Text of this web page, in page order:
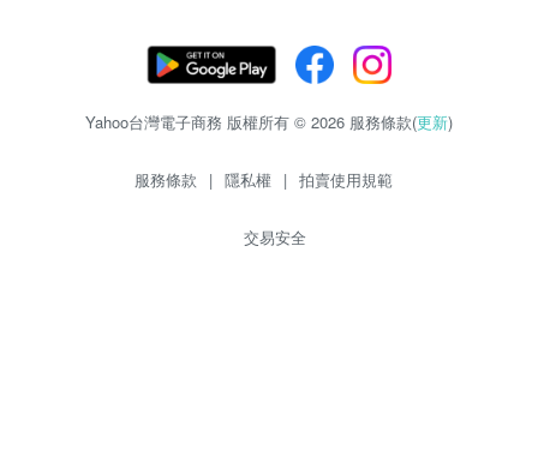
Yahoo台灣電子商務 版權所有 © 2026 服務條款(更新)
服務條款 | 隱私權 | 拍賣使用規範
交易安全